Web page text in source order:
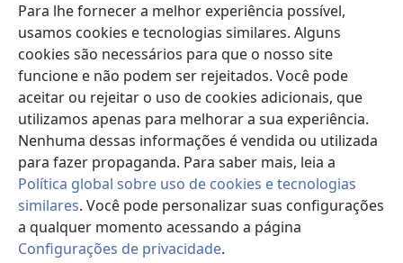
Para lhe fornecer a melhor experiência possível,
usamos cookies e tecnologias similares. Alguns
cookies são necessários para que o nosso site
funcione e não podem ser rejeitados. Você pode
aceitar ou rejeitar o uso de cookies adicionais, que
utilizamos apenas para melhorar a sua experiência.
Nenhuma dessas informações é vendida ou utilizada
para fazer propaganda. Para saber mais, leia a
Política global sobre uso de cookies e tecnologias
similares. Você pode personalizar suas configurações
a qualquer momento acessando a página
Configurações de privacidade.
seu tempo livre com outra coisa a não ser contar ou
escutar novidades. 22 Então, Paulo ficou em pé no
meio do Areópago o e disse:
“Homens de Atenas, eu vejo que em todas as
coisas vocês parecem ter mais temor às divindades
do que outros. 23 Por exemplo, ao passar e
observar cuidadosamente os seus objetos de
adoração, *encontrei até um altar com a inscrição:
‘A um Deus Desconhecido’. Pois bem, aquele que
vocês adoram sem conhecer, esse é o que eu lhes
estou proclamando. 24 O Deus que fez o mundo e